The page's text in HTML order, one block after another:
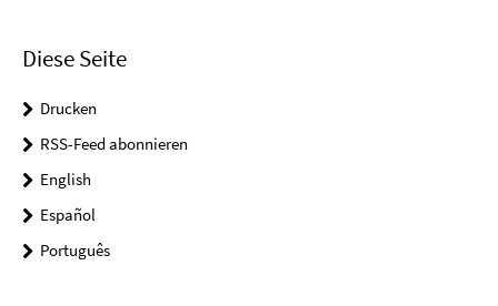
Diese Seite
Drucken
RSS-Feed abonnieren
English
Español
Português